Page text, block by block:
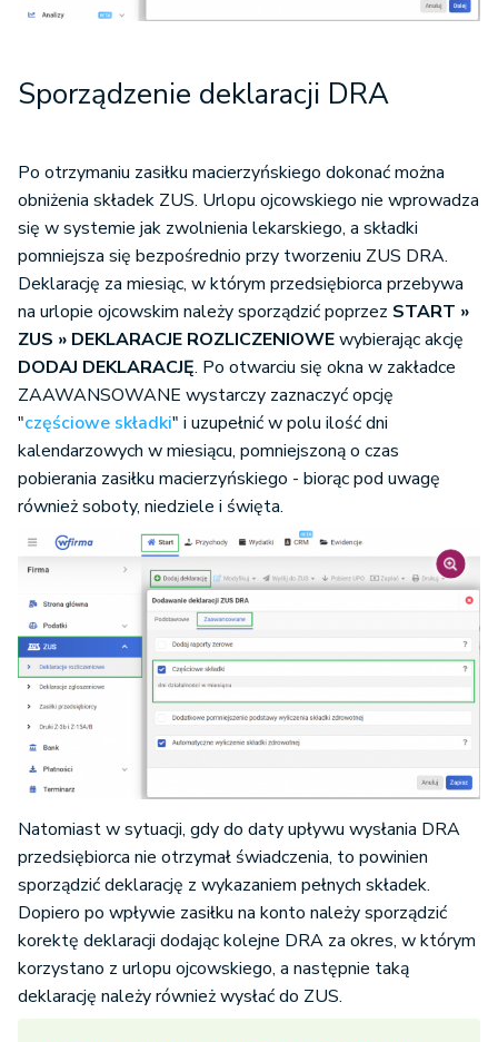
Sporządzenie deklaracji DRA
Po otrzymaniu zasiłku macierzyńskiego dokonać można
obniżenia składek ZUS. Urlopu ojcowskiego nie wprowadza
się w systemie jak zwolnienia lekarskiego, a składki
pomniejsza się bezpośrednio przy tworzeniu ZUS DRA.
Deklarację za miesiąc, w którym przedsiębiorca przebywa
na urlopie ojcowskim należy sporządzić poprzez START »
ZUS » DEKLARACJE ROZLICZENIOWEwybierając akcję
DODAJ DEKLARACJĘ. Po otwarciu się okna w zakładce
ZAAWANSOWANE wystarczy zaznaczyć opcję
"częściowe składki" i uzupełnić w polu ilość dni
kalendarzowych w miesiącu, pomniejszoną o czas
pobierania zasiłku macierzyńskiego - biorąc pod uwagę
również soboty, niedziele i święta.
Natomiast w sytuacji, gdy do daty upływu wysłania DRA
przedsiębiorca nie otrzymał świadczenia, to powinien
sporządzić deklarację z wykazaniem pełnych składek.
Dopiero po wpływie zasiłku na konto należy sporządzić
korektę deklaracji dodając kolejne DRA za okres, w którym
korzystano z urlopu ojcowskiego, a następnie taką
deklarację należy również wysłać do ZUS.